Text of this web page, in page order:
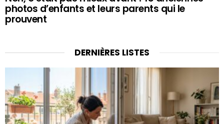
photos d’enfants et leurs parents qui le
prouvent
DERNIÈRES LISTES